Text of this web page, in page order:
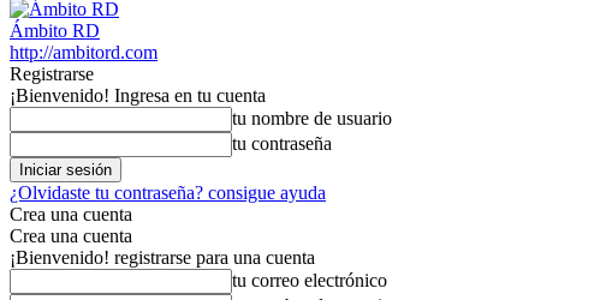
Ámbito RD
http://ambitord.com
Registrarse
¡Bienvenido! Ingresa en tu cuenta
tu nombre de usuario
tu contraseña
¿Olvidaste tu contraseña? consigue ayuda
Crea una cuenta
Crea una cuenta
¡Bienvenido! registrarse para una cuenta
tu correo electrónico